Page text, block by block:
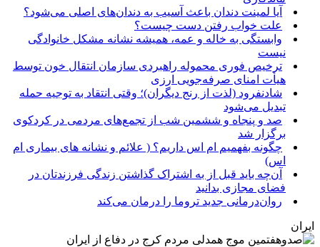
آیا لمینت دندان باعث آسیب به دندان‌های اصلی می‌شود؟
علت خواب رفتن دست چیست؟
وابستگی به خاله و عمه، همیشه نشانه مشکل خانوادگی
نیست
ترخیص فوری محموله راهبردی سازمان انتقال خون توسط
هیأت امنای صرفه‌جویی ارزی
شادنفرود (لذت از رنج دیگران)؛ وقتی انتقاد به توجیه حمله
تبدیل می‌شود
صد و پنجاه‌ و ششمین شب از تجمع‌های مردمی در کردکوی
برگزار شد
چگونه بفهمیم ام اس داریم؟ ( علائم و نشانه های بیماری ام
اس)
آن‌چه باید قبل از به اشتراک گذاشتن زندگی فرزندتان در
فضای مجازی بدانید
روان‌درمانی جدید تروما را درمان می‌کند
ایران